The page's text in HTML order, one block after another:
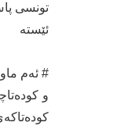
تونسی
ئێستە
# ئەم
و